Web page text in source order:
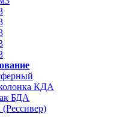
КДА
БДА